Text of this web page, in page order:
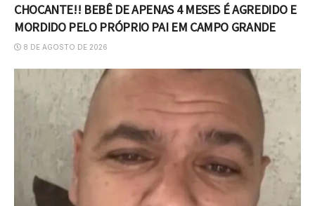
CHOCANTE!! BEBÊ DE APENAS 4 MESES É AGREDIDO E
MORDIDO PELO PRÓPRIO PAI EM CAMPO GRANDE
8 DE AGOSTO DE 2026